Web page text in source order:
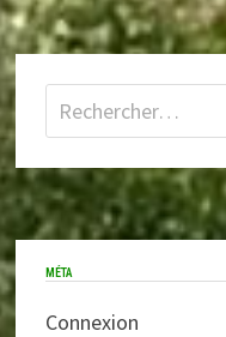
Rechercher :
MÉTA
Connexion